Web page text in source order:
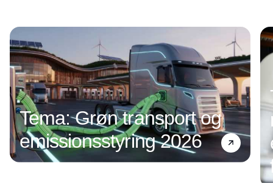
Tema: Grøn transport og
emissionsstyring 2026